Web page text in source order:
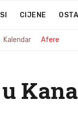
CIJENE
Kalendar Afere